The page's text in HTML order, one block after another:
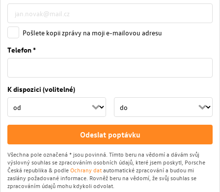
Pošlete kopii zprávy na moji e-mailovou adresu
Telefon *
K dispozici (volitelné)
Odeslat poptávku
Všechna pole označená * jsou povinná. Tímto beru na vědomí a dávám svůj
výslovný souhlas se zpracováním osobních údajů, které jsem poskytl, Porsche
Česká republika & podleOchrany datautomatické zpracování a budou mi
zaslány požadované informace. Rovněž beru na vědomí, že svůj souhlas se
zpracováním údajů mohu kdykoli odvolat.